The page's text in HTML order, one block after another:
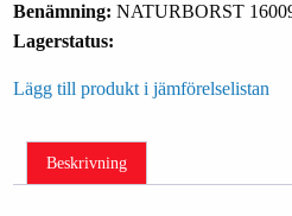
Benämning: NATURBORST
Lagerstatus:
Lägg till produkt i jämförelselistan
Beskrivning